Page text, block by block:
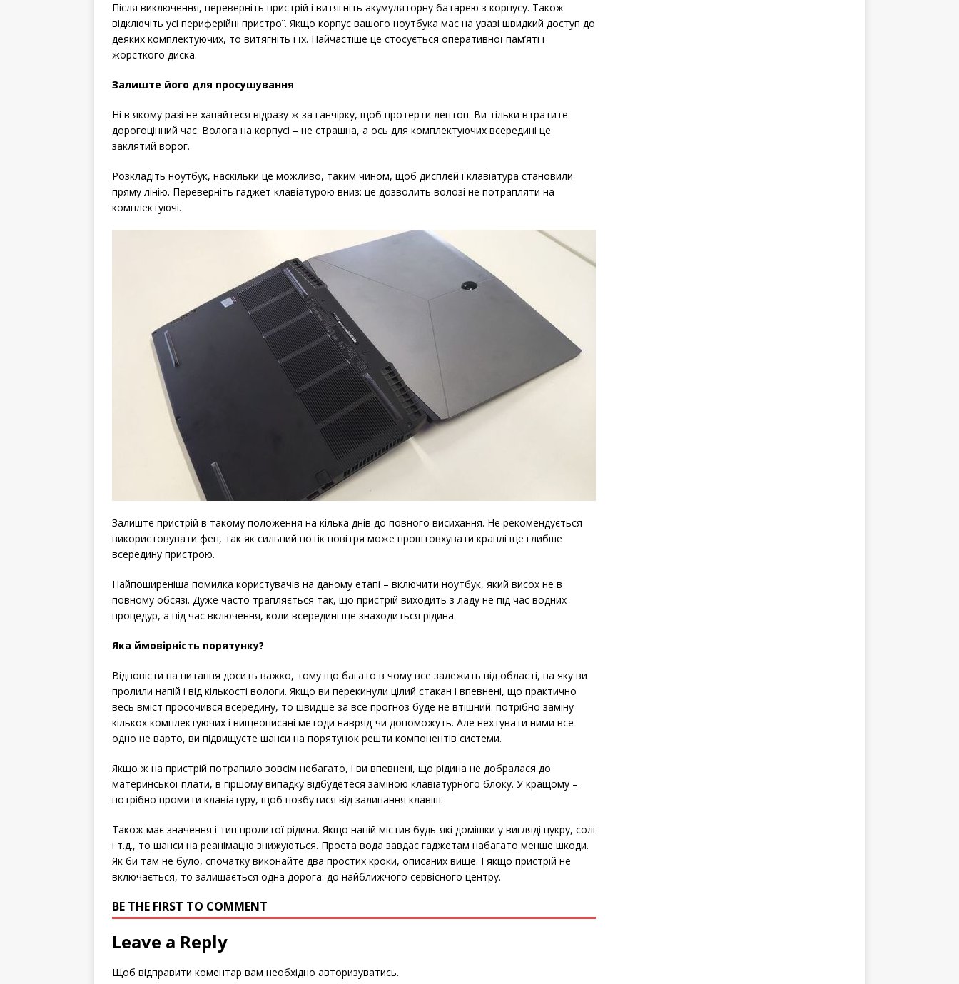
Після виключення, переверніть пристрій і витягніть акумуляторну батарею з корпусу. Також
відключіть усі периферійні пристрої. Якщо корпус вашого ноутбука має на увазі швидкий доступ до
деяких комплектуючих, то витягніть і їх. Найчастіше це стосується оперативної пам’яті і
жорсткого диска.
Залиште його для просушування
Ні в якому разі не хапайтеся відразу ж за ганчірку, щоб протерти лептоп. Ви тільки втратите
дорогоцінний час. Волога на корпусі – не страшна, а ось для комплектуючих всередині це
заклятий ворог.
Розкладіть ноутбук, наскільки це можливо, таким чином, щоб дисплей і клавіатура становили
пряму лінію. Переверніть гаджет клавіатурою вниз: це дозволить волозі не потрапляти на
комплектуючі.
Залиште пристрій в такому положення на кілька днів до повного висихання. Не рекомендується
використовувати фен, так як сильний потік повітря може проштовхувати краплі ще глибше
всередину пристрою.
Найпоширеніша помилка користувачів на даному етапі – включити ноутбук, який висох не в
повному обсязі. Дуже часто трапляється так, що пристрій виходить з ладу не під час водних
процедур, а під час включення, коли всередині ще знаходиться рідина.
Яка ймовірність порятунку?
Відповісти на питання досить важко, тому що багато в чому все залежить від області, на яку ви
пролили напій і від кількості вологи. Якщо ви перекинули цілий стакан і впевнені, що практично
весь вміст просочився всередину, то швидше за все прогноз буде не втішний: потрібно заміну
кількох комплектуючих і вищеописані методи навряд-чи допоможуть. Але нехтувати ними все
одно не варто, ви підвищуєте шанси на порятунок решти компонентів системи.
Якщо ж на пристрій потрапило зовсім небагато, і ви впевнені, що рідина не добралася до
материнської плати, в гіршому випадку відбудетеся заміною клавіатурного блоку. У кращому –
потрібно промити клавіатуру, щоб позбутися від залипання клавіш.
Також має значення і тип пролитої рідини. Якщо напій містив будь-які домішки у вигляді цукру, солі
і т.д., то шанси на реанімацію знижуються. Проста вода завдає гаджетам набагато менше шкоди.
Як би там не було, спочатку виконайте два простих кроки, описаних вище. І якщо пристрій не
включається, то залишається одна дорога: до найближчого сервісного центру.
BE THE FIRST TO COMMENT
Leave a Reply
Щоб відправити коментар вам необхідно авторизуватись.